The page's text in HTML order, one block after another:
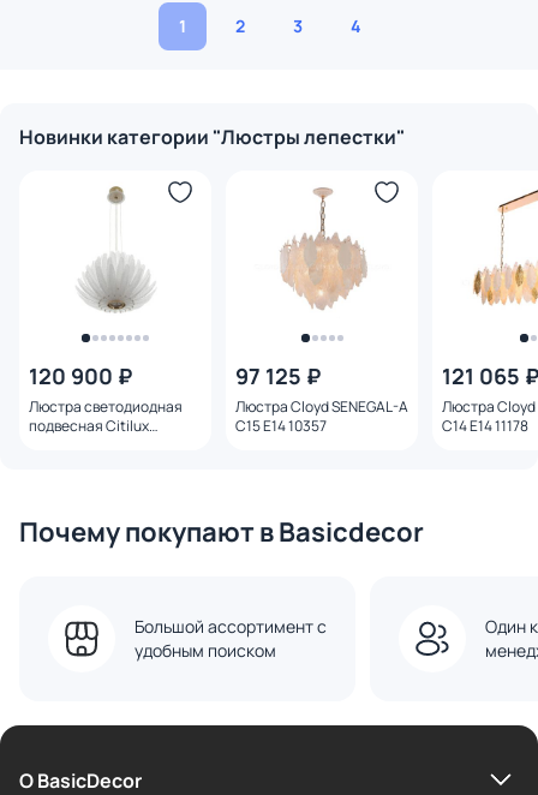
1 2 3 4
Новинки категории "Люстры лепестки"
120 900 ₽
Люстра светодиодная
подвесная Citilux
97 125 ₽
Люстра Cloyd SENEGAL-A
C15 E14 10357
121 065 ₽
Люстра Cloyd
C14 E14 11178
Почему покупают в Basicdecor
Большой ассортимент с
удобным поиском
Один
О BasicDecor